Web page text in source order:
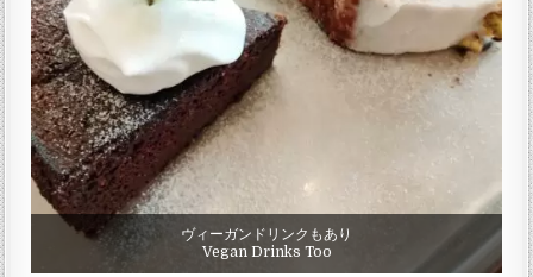
ヴィーガンドリンクもあり
Vegan Drinks Too